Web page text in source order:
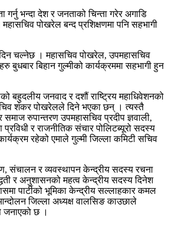
गर्नु भन्दा देश र जनताको चिन्ता गरेर अगाडि
पोखरेल बन्द प्रशिक्षणमा पनि सहभागी
चल्नेछ । महासचिव पोखरेल, उपमहासचिव
बुधबार बिहान गुल्मीको कार्यक्रममा सहभागी हुन
बहुदलीय जनवाद र दशौं राष्ट्रिय महाधिवेशनको
शंकर पोखरेलले दिने भएका छन् । त्यस्तै
समाज रुपान्तरण उपमहासचिव प्रदीप ज्ञवाली,
प्रविधी र राजनीतिक संचार पोलिटब्यूरो सदस्य
रहेको एमाले गुल्मी जिल्ला कमिटी सचिव
संचालन र व्यवस्थापन केन्द्रीय सदस्य रचना
र अनुशासनको महत्व केन्द्रीय सदस्य दिनेश
पार्टीको भूमिका केन्द्रीय सल्लाहकार कमल
जिल्ला अध्यक्ष वालसिङ काउछाले
जनाएको छ ।